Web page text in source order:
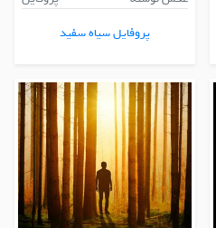
پروفایل سیاه سفید